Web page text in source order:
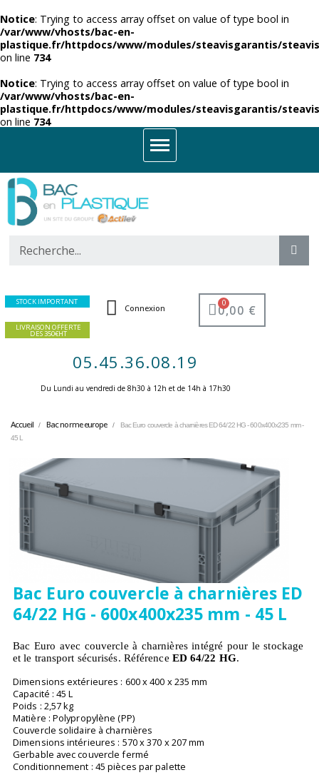
Notice: Trying to access array offset on value of type bool in
/var/www/vhosts/bac-en-
plastique.fr/httpdocs/www/modules/steavisgarantis/
on line 734
Notice: Trying to access array offset on value of type bool in
/var/www/vhosts/bac-en-
plastique.fr/httpdocs/www/modules/steavisgarantis/
on line 734
STOCK IMPORTANT
LIVRAISON OFFERTE
DES 350€HT
Connexion 0,00 €
05.45.36.08.19
Du Lundi au vendredi de 8h30 à 12h et de 14h à 17h30 ​
Accueil Bac norme europe
Bac Euro couvercle à charnières ED 64/22 HG - 600x400x235 mm -
45 L
Bac Euro couvercle à charnières ED
64/22 HG - 600x400x235 mm - 45 L
Bac Euro avec couvercle à charnières intégré pour le stockage
et le transport sécurisés. Référence ED 64/22 HG.
Dimensions extérieures : 600 x 400 x 235 mm
Capacité : 45 L
Poids : 2,57 kg
Matière : Polypropylène (PP)
Couvercle solidaire à charnières
Dimensions intérieures : 570 x 370 x 207 mm
Gerbable avec couvercle fermé
Conditionnement : 45 pièces par palette